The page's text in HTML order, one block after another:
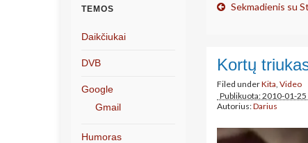
Sekmadienis su
Kortų
Filed underKita, Video
Publikuota: 2010-01-
Autorius:Darius
TEMOS
Daikčiukai
DVB
Google
Gmail
Humoras